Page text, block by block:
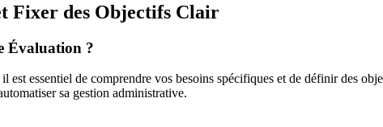
Fixer des Objectifs Clair
Évaluation ?
essentiel de comprendre vos besoins spécifiques et de définir des
sa gestion administrative.